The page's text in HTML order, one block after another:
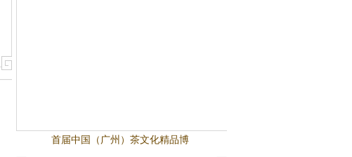
首届中国（广州）茶文化精品博